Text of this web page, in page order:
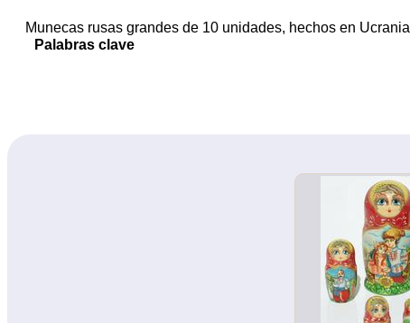
Munecas rusas grandes de 10 unidades, hechos en Ucrania
Palabras clave